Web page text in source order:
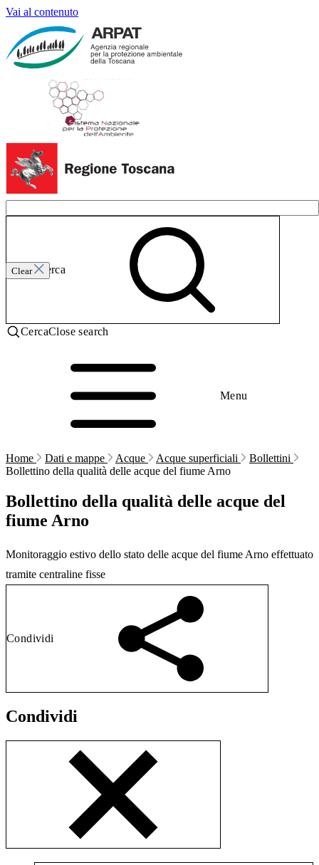
Vai al contenuto
Clear
Invia ricerca
CercaClose search
Menu
Home Dati e mappe Acque Acque superficiali
Bollettini
Bollettino della qualità delle acque del fiume Arno
Bollettino della qualità delle acque del
fiume Arno
Monitoraggio estivo dello stato delle acque del fiume Arno effettuato
tramite centraline fisse
Condividi
Condividi